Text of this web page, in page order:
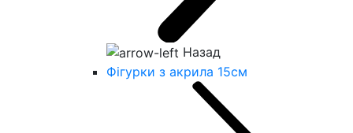
Назад
Фігурки з акрила 15см